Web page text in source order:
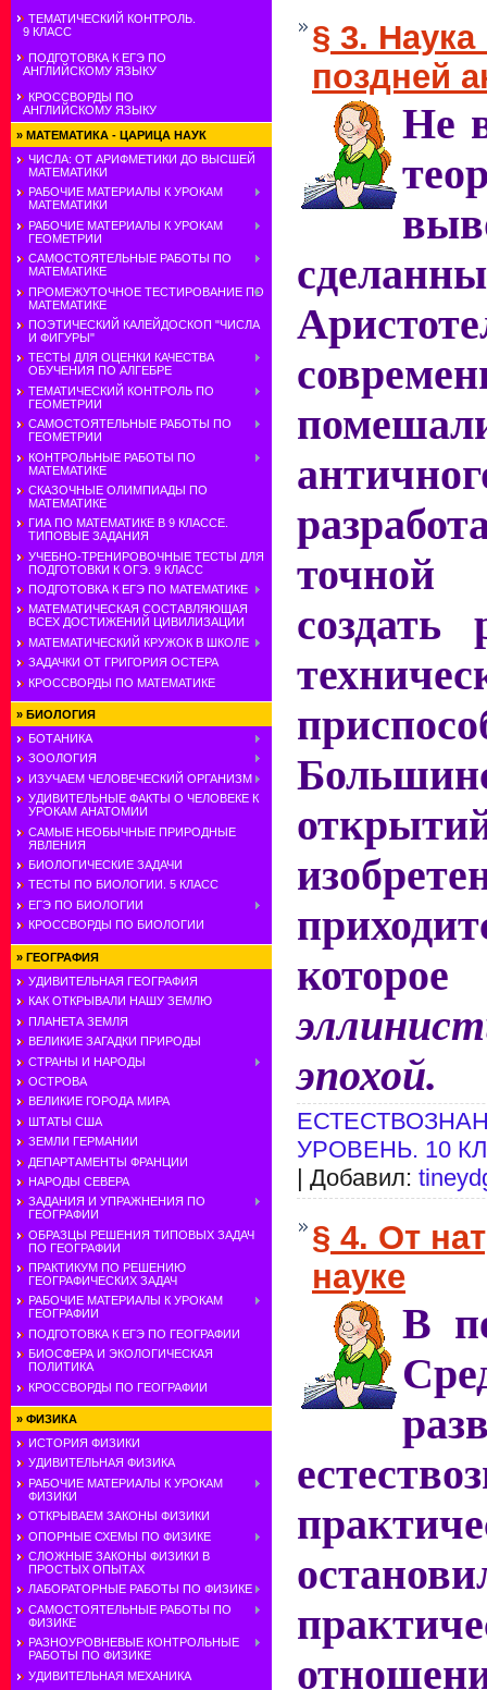
ТЕМАТИЧЕСКИЙ КОНТРОЛЬ.
9 КЛАСС
ПОДГОТОВКА К ЕГЭ ПО
АНГЛИЙСКОМУ ЯЗЫКУ
КРОССВОРДЫ ПО
АНГЛИЙСКОМУ ЯЗЫКУ
» МАТЕМАТИКА - ЦАРИЦА НАУК
ЧИСЛА: ОТ АРИФМЕТИКИ ДО ВЫСШЕЙ
МАТЕМАТИКИ
РАБОЧИЕ МАТЕРИАЛЫ К УРОКАМ
МАТЕМАТИКИ
РАБОЧИЕ МАТЕРИАЛЫ К УРОКАМ
ГЕОМЕТРИИ
САМОСТОЯТЕЛЬНЫЕ РАБОТЫ ПО
МАТЕМАТИКЕ
ПРОМЕЖУТОЧНОЕ ТЕСТИРОВАНИЕ ПО
МАТЕМАТИКЕ
ПОЭТИЧЕСКИЙ КАЛЕЙДОСКОП "ЧИСЛА
И ФИГУРЫ"
ТЕСТЫ ДЛЯ ОЦЕНКИ КАЧЕСТВА
ОБУЧЕНИЯ ПО АЛГЕБРЕ
ТЕМАТИЧЕСКИЙ КОНТРОЛЬ ПО
ГЕОМЕТРИИ
САМОСТОЯТЕЛЬНЫЕ РАБОТЫ ПО
ГЕОМЕТРИИ
КОНТРОЛЬНЫЕ РАБОТЫ ПО
МАТЕМАТИКЕ
СКАЗОЧНЫЕ ОЛИМПИАДЫ ПО
МАТЕМАТИКЕ
ГИА ПО МАТЕМАТИКЕ В 9 КЛАССЕ.
ТИПОВЫЕ ЗАДАНИЯ
УЧЕБНО-ТРЕНИРОВОЧНЫЕ ТЕСТЫ ДЛЯ
ПОДГОТОВКИ К ОГЭ. 9 КЛАСС
ПОДГОТОВКА К ЕГЭ ПО МАТЕМАТИКЕ
МАТЕМАТИЧЕСКАЯ СОСТАВЛЯЮЩАЯ
ВСЕХ ДОСТИЖЕНИЙ ЦИВИЛИЗАЦИИ
МАТЕМАТИЧЕСКИЙ КРУЖОК В ШКОЛЕ
ЗАДАЧКИ ОТ ГРИГОРИЯ ОСТЕРА
КРОССВОРДЫ ПО МАТЕМАТИКЕ
» БИОЛОГИЯ
БОТАНИКА
ЗООЛОГИЯ
ИЗУЧАЕМ ЧЕЛОВЕЧЕСКИЙ ОРГАНИЗМ
УДИВИТЕЛЬНЫЕ ФАКТЫ О ЧЕЛОВЕКЕ К
УРОКАМ АНАТОМИИ
САМЫЕ НЕОБЫЧНЫЕ ПРИРОДНЫЕ
ЯВЛЕНИЯ
БИОЛОГИЧЕСКИЕ ЗАДАЧИ
ТЕСТЫ ПО БИОЛОГИИ. 5 КЛАСС
ЕГЭ ПО БИОЛОГИИ
КРОССВОРДЫ ПО БИОЛОГИИ
» ГЕОГРАФИЯ
УДИВИТЕЛЬНАЯ ГЕОГРАФИЯ
КАК ОТКРЫВАЛИ НАШУ ЗЕМЛЮ
ПЛАНЕТА ЗЕМЛЯ
ВЕЛИКИЕ ЗАГАДКИ ПРИРОДЫ
СТРАНЫ И НАРОДЫ
ОСТРОВА
ВЕЛИКИЕ ГОРОДА МИРА
ШТАТЫ США
ЗЕМЛИ ГЕРМАНИИ
ДЕПАРТАМЕНТЫ ФРАНЦИИ
НАРОДЫ СЕВЕРА
ЗАДАНИЯ И УПРАЖНЕНИЯ ПО
ГЕОГРАФИИ
ОБРАЗЦЫ РЕШЕНИЯ ТИПОВЫХ ЗАДАЧ
ПО ГЕОГРАФИИ
ПРАКТИКУМ ПО РЕШЕНИЮ
ГЕОГРАФИЧЕСКИХ ЗАДАЧ
РАБОЧИЕ МАТЕРИАЛЫ К УРОКАМ
ГЕОГРАФИИ
ПОДГОТОВКА К ЕГЭ ПО ГЕОГРАФИИ
БИОСФЕРА И ЭКОЛОГИЧЕСКАЯ
ПОЛИТИКА
КРОССВОРДЫ ПО ГЕОГРАФИИ
» ФИЗИКА
ИСТОРИЯ ФИЗИКИ
УДИВИТЕЛЬНАЯ ФИЗИКА
РАБОЧИЕ МАТЕРИАЛЫ К УРОКАМ
ФИЗИКИ
ОТКРЫВАЕМ ЗАКОНЫ ФИЗИКИ
ОПОРНЫЕ СХЕМЫ ПО ФИЗИКЕ
СЛОЖНЫЕ ЗАКОНЫ ФИЗИКИ В
ПРОСТЫХ ОПЫТАХ
ЛАБОРАТОРНЫЕ РАБОТЫ ПО ФИЗИКЕ
САМОСТОЯТЕЛЬНЫЕ РАБОТЫ ПО
ФИЗИКЕ
РАЗНОУРОВНЕВЫЕ КОНТРОЛЬНЫЕ
РАБОТЫ ПО ФИЗИКЕ
УДИВИТЕЛЬНАЯ МЕХАНИКА
§ 3. Наука
поздней
Не
точной
создать
эпохой.
УРОВЕНЬ. 10
| Добавил:
§ 4. От
науке
В